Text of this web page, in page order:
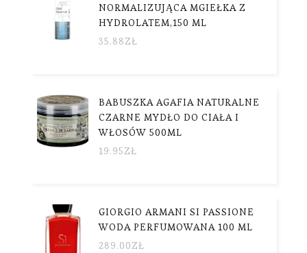
NORMALIZUJĄCA MGIEŁKA Z
HYDROLATEM,150 ML
35.88ZŁ
BABUSZKA AGAFIA NATURALNE
CZARNE MYDŁO DO CIAŁA I
WŁOSÓW 500ML
19.95ZŁ
GIORGIO ARMANI SI PASSIONE
WODA PERFUMOWANA 100 ML
289.00ZŁ